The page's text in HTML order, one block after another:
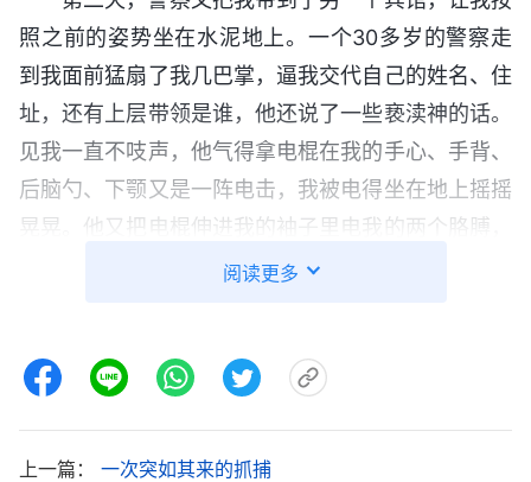
照之前的姿势坐在水泥地上。一个30多岁的警察走
到我面前猛扇了我几巴掌，逼我交代自己的姓名、住
址，还有上层带领是谁，他还说了一些亵渎神的话。
见我一直不吱声，他气得拿电棍在我的手心、手背、
后脑勺、下颚又是一阵电击，我被电得坐在地上摇摇
晃晃。他又把电棍伸进我的袖子里电我的两个胳膊，
我被电得胳膊乱甩，倒在地上痛苦地惨叫着。他又踩
着虚汗，腿和胳膊又疼又麻，那种痛苦的滋味实在难
脱下他的皮鞋对准我的两腮狠抽了十几下，边打边讥
阅读更多
上一篇： 一次突如其来的抓捕